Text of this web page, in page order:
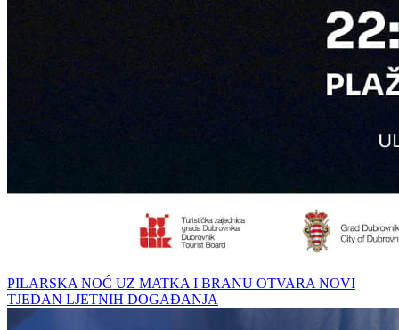
PILARSKA NOĆ UZ MATKA I BRANU OTVARA NOVI
TJEDAN LJETNIH DOGAĐANJA